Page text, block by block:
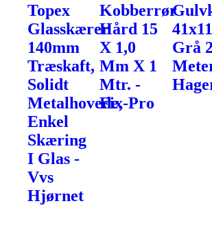
Topex
Glasskærer
140mm
Træskaft,
Solidt
Metalhovede,
Enkel
Skæring
I Glas -
Vvs
Hjørnet
Kobberrør
Hård 15
X 1,0
Mm X 1
Mtr. -
Fix-Pro
41x11
Grå 2